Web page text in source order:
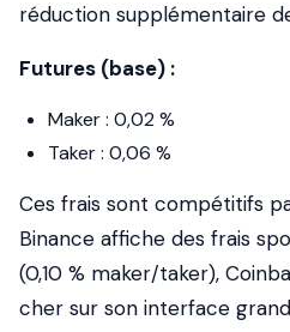
réduction supplémentaire
Futures (base) :
Maker : 0,02 %
Taker : 0,06 %
Ces frais sont compétitifs
Binance affiche des frais
(0,10 % maker/taker),
cher sur son interface